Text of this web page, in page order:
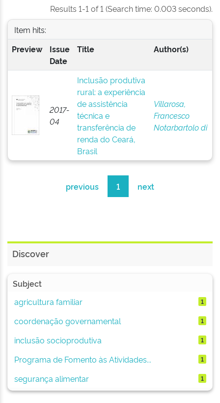
Results 1-1 of 1 (Search time: 0.003 seconds).
Item hits:
Preview
Issue
Date
Title Author(s)
2017-
04
Inclusão produtiva
rural: a experiência
de assistência
técnica e
transferência de
renda do Ceará,
Brasil
Villarosa,
Francesco
Notarbartolo di
previous 1 next
Discover
Subject
agricultura familiar
1
coordenação governamental 1
inclusão socioprodutiva 1
Programa de Fomento às Atividades... 1
segurança alimentar 1